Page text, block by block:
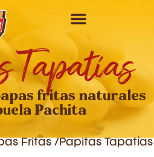
Tapatías
fritas naturales
Pachita
Fritas/Papitas Tapatías